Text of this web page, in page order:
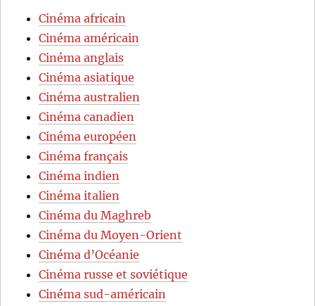
Cinéma africain
Cinéma américain
Cinéma anglais
Cinéma asiatique
Cinéma australien
Cinéma canadien
Cinéma européen
Cinéma français
Cinéma indien
Cinéma italien
Cinéma du Maghreb
Cinéma du Moyen-Orient
Cinéma d’Océanie
Cinéma russe et soviétique
Cinéma sud-américain